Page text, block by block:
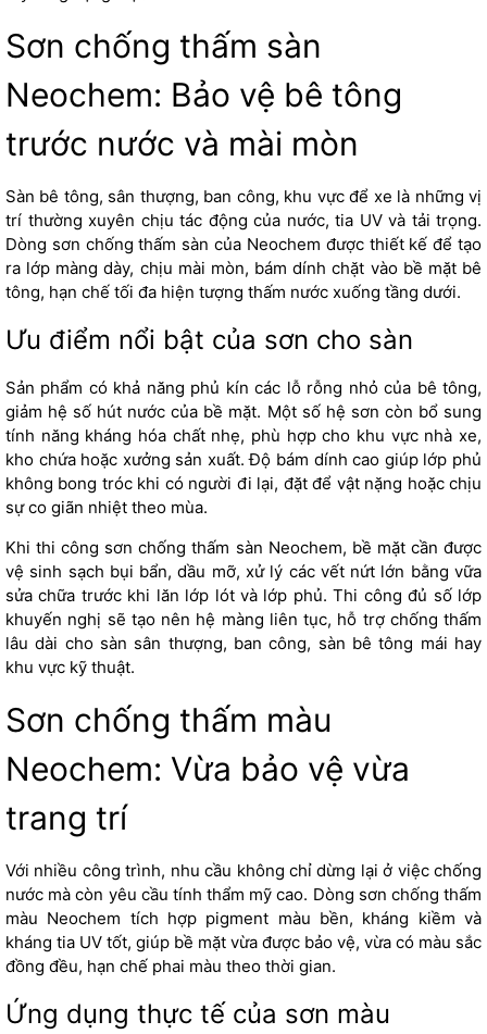
Sơn chống thấm sàn
Neochem: Bảo vệ bê tông
trước nước và mài mòn
Sàn bê tông, sân thượng, ban công, khu vực để xe là những vị
trí thường xuyên chịu tác động của nước, tia UV và tải trọng.
Dòng sơn chống thấm sàn của Neochem được thiết kế để tạo
ra lớp màng dày, chịu mài mòn, bám dính chặt vào bề mặt bê
tông, hạn chế tối đa hiện tượng thấm nước xuống tầng dưới.
Ưu điểm nổi bật của sơn cho sàn
Sản phẩm có khả năng phủ kín các lỗ rỗng nhỏ của bê tông,
giảm hệ số hút nước của bề mặt. Một số hệ sơn còn bổ sung
tính năng kháng hóa chất nhẹ, phù hợp cho khu vực nhà xe,
kho chứa hoặc xưởng sản xuất. Độ bám dính cao giúp lớp phủ
không bong tróc khi có người đi lại, đặt để vật nặng hoặc chịu
sự co giãn nhiệt theo mùa.
Khi thi công sơn chống thấm sàn Neochem, bề mặt cần được
vệ sinh sạch bụi bẩn, dầu mỡ, xử lý các vết nứt lớn bằng vữa
sửa chữa trước khi lăn lớp lót và lớp phủ. Thi công đủ số lớp
khuyến nghị sẽ tạo nên hệ màng liên tục, hỗ trợ chống thấm
lâu dài cho sàn sân thượng, ban công, sàn bê tông mái hay
khu vực kỹ thuật.
Sơn chống thấm màu
Neochem: Vừa bảo vệ vừa
trang trí
Với nhiều công trình, nhu cầu không chỉ dừng lại ở việc chống
nước mà còn yêu cầu tính thẩm mỹ cao. Dòng sơn chống thấm
màu Neochem tích hợp pigment màu bền, kháng kiềm và
kháng tia UV tốt, giúp bề mặt vừa được bảo vệ, vừa có màu sắc
đồng đều, hạn chế phai màu theo thời gian.
Ứng dụng thực tế của sơn màu